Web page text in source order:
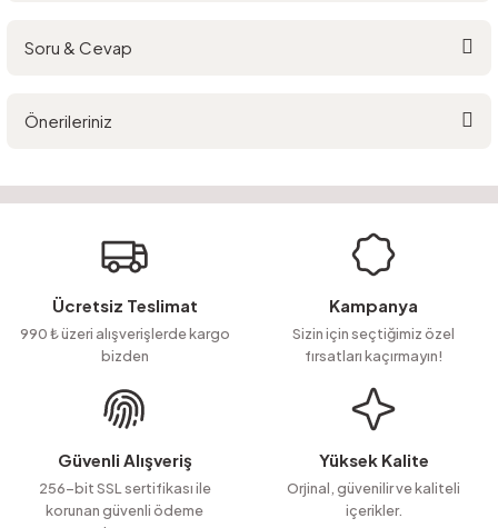
Soru & Cevap
Soru Sor
Önerileriniz
Görüş ve önerileriniz için teşekkür ederiz.
Ürün resmi kalitesiz, bozuk veya görüntülenemiyor.
Ürün açıklamasında eksik bilgiler bulunuyor.
Ürün bilgilerinde hatalar bulunuyor.
Ürün fiyatı diğer sitelerden daha pahalı.
Bu ürüne benzer farklı alternatifler olmalı.
Ücretsiz Teslimat
990 ₺ üzeri alışverişlerde kargo
bizden
Kampanya
Sizin için seçtiğimiz özel
fırsatları kaçırmayın!
Güvenli Alışveriş
256-bit SSL sertifikası ile
korunan güvenli ödeme
Yüksek Kalite
Orjinal, güvenilir ve kaliteli
içerikler.